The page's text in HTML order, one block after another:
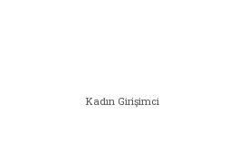
Kadın Girişimci